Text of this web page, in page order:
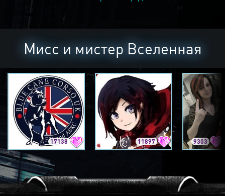
Мисс и мистер Вселенная
17138 11897 9303